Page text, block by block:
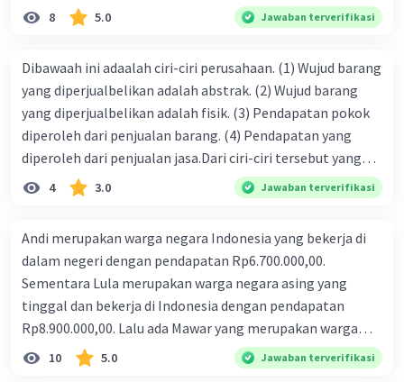
terbit. 4. gaji terutang untuk periode berjalan sebesar
Rp800.000,00 dari data di atas, pencatatan jurnal pembalik
8 5.0 Jawaban terverifikasi
Dibawaah ini adaalah ciri-ciri perusahaan. (1) Wujud barang
yang diperjualbelikan adalah abstrak. (2) Wujud barang
yang diperjualbelikan adalah fisik. (3) Pendapatan pokok
diperoleh dari penjualan barang. (4) Pendapatan yang
diperoleh dari penjualan jasa.Dari ciri-ciri tersebut yang
merupakan ciri dari perusahaan dagang ditunjukan pada
nomor…. a. 1 dan 3 b. 3 dan 4 c. 2 dan 3 d. 1 dan 2 e. 2 dan 4
4 3.0 Jawaban terverifikasi
Andi merupakan warga negara Indonesia yang bekerja di
dalam negeri dengan pendapatan Rp6.700.000,00.
Sementara Lula merupakan warga negara asing yang
tinggal dan bekerja di Indonesia dengan pendapatan
Rp8.900.000,00. Lalu ada Mawar yang merupakan warga
negara Indonesia yang tinggal dan bekerja di luar negeri
dengan pendapatan Rp11.000.000,00. Hitunglah PNB
10 5.0 Jawaban terverifikasi